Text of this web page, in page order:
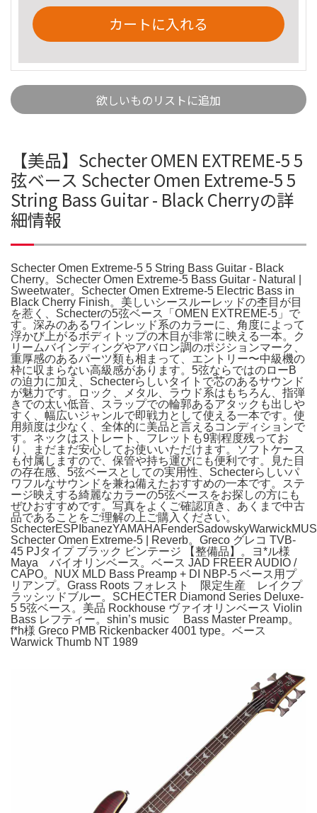
カートに入れる
欲しいものリストに追加
【美品】Schecter OMEN EXTREME-5 5
弦ベース Schecter Omen Extreme-5 5
String Bass Guitar - Black Cherryの詳
細情報
Schecter Omen Extreme-5 5 String Bass Guitar - Black
Cherry。Schecter Omen Extreme-5 Bass Guitar - Natural |
Sweetwater。Schecter Omen Extreme-5 Electric Bass in
Black Cherry Finish。美しいシースルーレッドの杢目が目
を惹く、Schecterの5弦ベース「OMEN EXTREME-5」で
す。深みのあるワインレッド系のカラーに、角度によって
浮かび上がるボディトップの木目が非常に映える一本。ク
リームバインディングやアバロン調のポジションマーク、
重厚感のあるパーツ類も相まって、エントリー〜中級機の
枠に収まらない高級感があります。5弦ならではのローB
の迫力に加え、Schecterらしいタイトで芯のあるサウンド
が魅力です。ロック、メタル、ラウド系はもちろん、指弾
きでの太い低音、スラップでの輪郭あるアタックも出しや
すく、幅広いジャンルで即戦力として使える一本です。使
用頻度は少なく、全体的に美品と言えるコンディションで
す。ネックはストレート、フレットも9割程度残ってお
り、まだまだ安心してお使いいただけます。ソフトケース
も付属しますので、保管や持ち運びにも便利です。見た目
の存在感、5弦ベースとしての実用性、Schecterらしいパ
ワフルなサウンドを兼ね備えたおすすめの一本です。ステ
ージ映えする綺麗なカラーの5弦ベースをお探しの方にも
ぜひおすすめです。写真をよくご確認頂き、あくまで中古
品であることをご理解の上ご購入ください。
Schecter Omen Extreme-5 | Reverb。Greco グレコ TVB-
45 PJタイプ ブラック ビンテージ 【整備品】。ヨ*ル様
Maya バイオリンベース。ベース JAD FREER AUDIO /
CAPO。NUX MLD Bass Preamp + DI NBP-5 ベース用プ
リアンプ。Grass Roots フォレスト 限定生産 レイクプ
ラッシッドブルー。​SCHECTER Diamond Series Deluxe-
5 5弦ベース。美品 Rockhouse ヴァイオリンベース Violin
Bass レフティー。shin’s music Bass Master Preamp。
f*h様 Greco PMB Rickenbacker 4001 type。ベース
Warwick Thumb NT 1989